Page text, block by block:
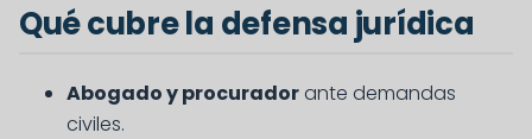
Qué cubre la defensa jurídica
Abogado y procuradorante demandas
civiles.